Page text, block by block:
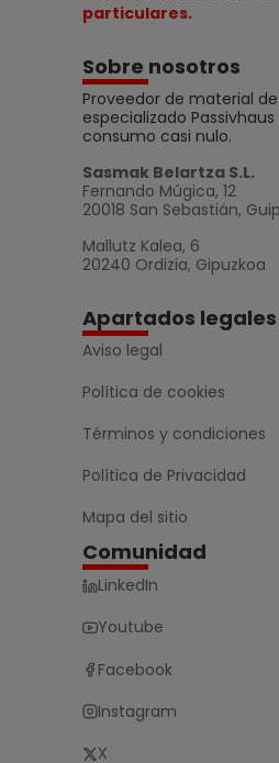
particulares.
Sobre nosotros
Proveedor de material
especializado
consumo casi nulo.
Sasmak Belartza S.L.
Fernando Múgica, 12
20018 San Sebastián,
Mallutz Kalea, 6
20240 Ordizia, Gipuzkoa
Apartados legales
Aviso legal
Política de cookies
Términos y condiciones
Política de Privacidad
Mapa del sitio
Comunidad
LinkedIn
Youtube
Facebook
Instagram
X